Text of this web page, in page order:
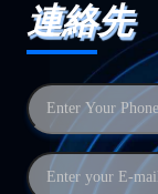
連絡先